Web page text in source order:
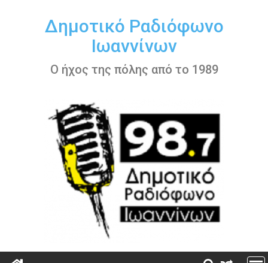
περιεχόμενοΔημοτικό Ραδιόφωνο
Ιωαννίνων
Ο ήχος της πόλης από το 1989